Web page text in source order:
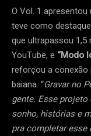
O Vol. 1 apresentou
teve como
que ultrapassou
YouTube, e “Modo
reforçou a
baiana. “Gravar no
gente. Esse projeto
sonho, histórias e
pra completar esse